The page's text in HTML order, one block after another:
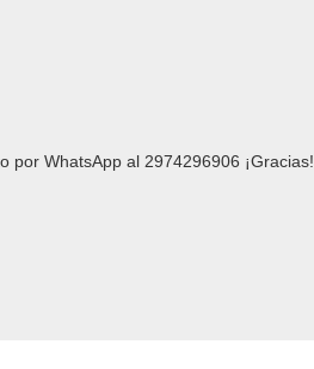
por WhatsApp al 2974296906 ¡Gracias!